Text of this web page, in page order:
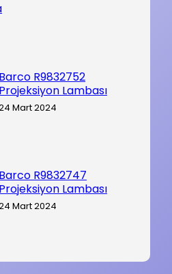
Barco R9832752
Projeksiyon Lambası
Mart 2024
Barco R9832747
Projeksiyon Lambası
Mart 2024